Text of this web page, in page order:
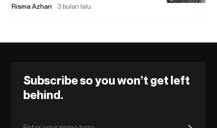
Risma Azhari 3 bulan lalu
Subscribe so you won’t get left
behind.